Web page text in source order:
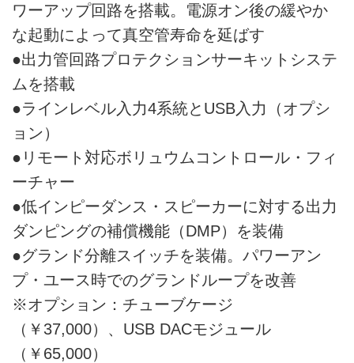
ワーアップ回路を搭載。電源オン後の緩やか
な起動によって真空管寿命を延ばす
●出力管回路プロテクションサーキットシステ
ムを搭載
●ラインレベル入力4系統とUSB入力（オプシ
ョン）
●リモート対応ボリュウムコントロール・フィ
ーチャー
●低インピーダンス・スピーカーに対する出力
ダンピングの補償機能（DMP）を装備
●グランド分離スイッチを装備。パワーアン
プ・ユース時でのグランドループを改善
※オプション：チューブケージ
（￥37,000）、USB DACモジュール
（￥65,000）